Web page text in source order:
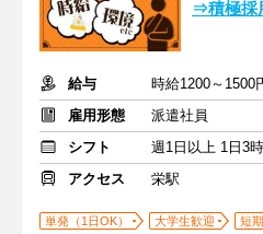
⇒積極採
給与
時給1200～1500
雇用形態
派遣社員
シフト
週1日以上 1日3
アクセス
栄駅
単発（1日OK） 大学生歓迎
短